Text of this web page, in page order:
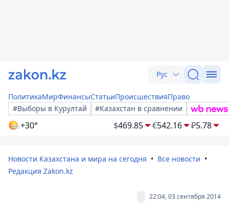
Рус
ПолитикаМирФинансыСтатьиПроисшествияПраво
#Выборы в Курултай
#Казахстан в сравнении
+30° $469.85 €542.16 ₽5.78
Новости Казахстана и мира на сегодня
Все новости
Редакция Zakon.kz
22:04, 03 сентября 2014